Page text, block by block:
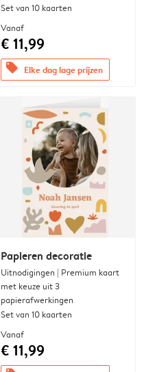
Set van 10 kaarten
Vanaf
€ 11,99
offers Elke dag lage prijzen
Papieren decoratie
Uitnodigingen | Premium kaart
met keuze uit 3
papierafwerkingen
Set van 10 kaarten
Vanaf
€ 11,99